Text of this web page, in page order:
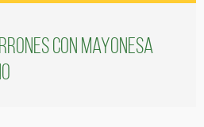
con mayonesa